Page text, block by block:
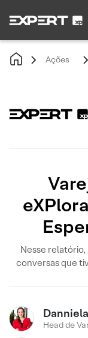
Ações
Nesse
conversas que
Head de